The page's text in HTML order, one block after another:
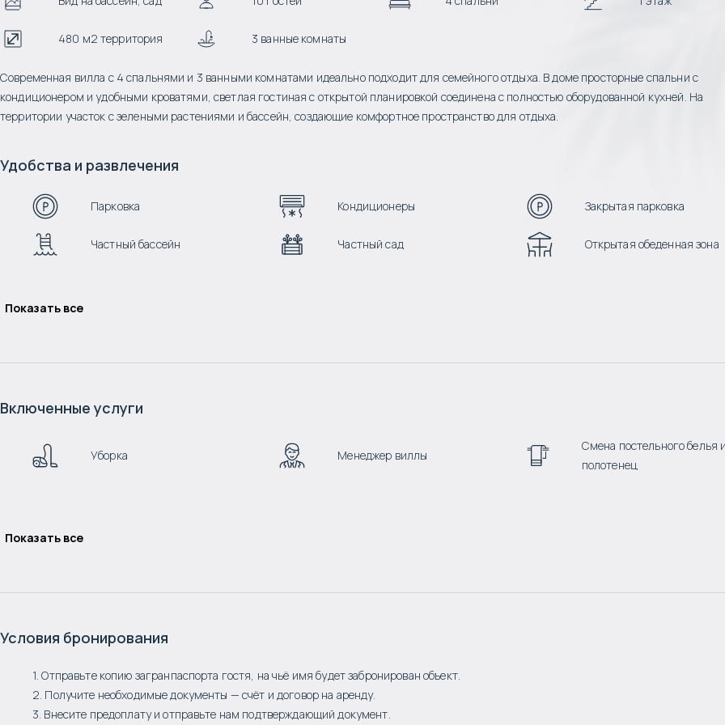
480 м2 территория 3 ванные комнаты
Современная вилла с 4 спальнями и 3 ванными комнатами идеально подходит для семейного отдыха. В доме просторные спальни с
кондиционером и удобными кроватями, светлая гостиная с открытой планировкой соединена с полностью оборудованной кухней. На
территории участок с зелеными растениями и бассейн, создающие комфортное пространство для отдыха.
Удобства и развлечения
Парковка Кондиционеры Закрытая парковка
Частный бассейн Частный сад Открытая обеденная зона
Показать все
Включенные услуги
Уборка Менеджер виллы
Смена постельного белья
полотенец
Показать все
Условия бронирования
1. Отправьте копию загранпаспорта гостя, на чьё имя будет забронирован объект.
2. Получите необходимые документы — счёт и договор на аренду.
3. Внесите предоплату и отправьте нам подтверждающий документ.